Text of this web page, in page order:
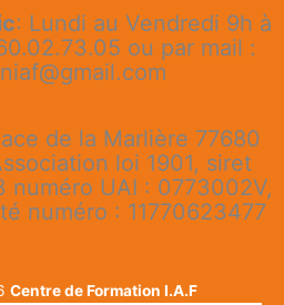
: Lundi au Vendredi 9h à
ou par mail :
de la Marlière 77680
loi 1901, siret
numéro UAI : 0773002V,
numéro : 11770623477
Centre de Formation I.A.F